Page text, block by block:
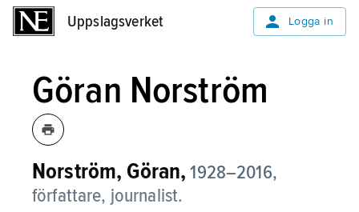
Uppslagsverket Logga in
Göran Norström
Norström, Göran, 1928–2016,
författare, journalist.